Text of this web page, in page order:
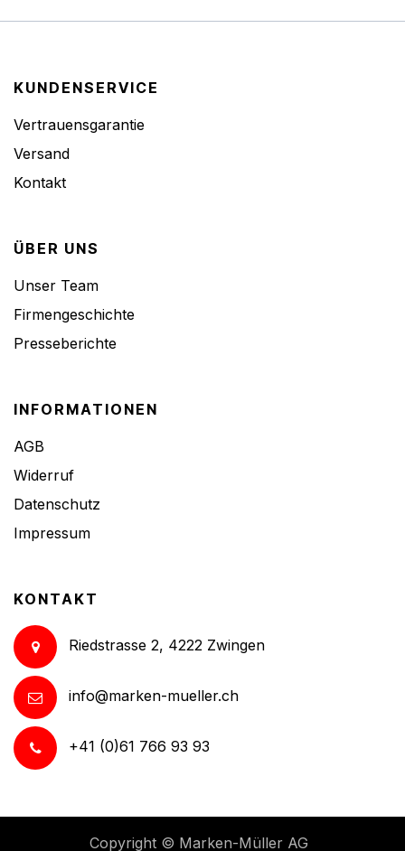
KUNDENSERVICE
Vertrauensgarantie
Versand
Kontakt
ÜBER UNS
Unser Team
Firmengeschichte
Presseberichte
INFORMATIONEN
AGB
Widerruf
Datenschutz
Impressum
KONTAKT
Riedstrasse 2, 4222 Zwingen
info@marken-mueller.ch
+41 (0)61 766 93 93
Copyright © Marken-Müller AG